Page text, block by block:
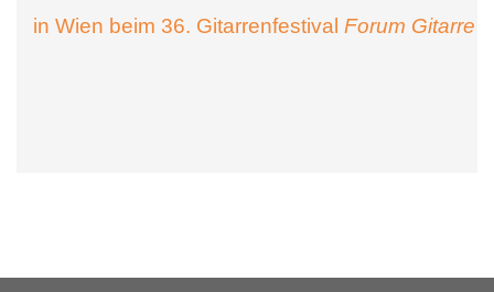
in Wien beim 36. Gitarrenfestival Forum Gitarre